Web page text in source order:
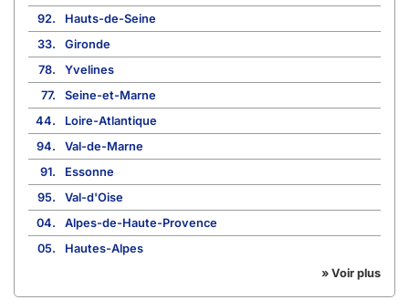
92.
Hauts-de-Seine
33.
Gironde
78.
Yvelines
77.
Seine-et-Marne
44.
Loire-Atlantique
94.
Val-de-Marne
91.
Essonne
95.
Val-d'Oise
04.
Alpes-de-Haute-Provence
05.
Hautes-Alpes
» Voir plus